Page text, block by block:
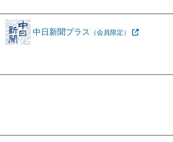
中日新聞プラス （会員限定）